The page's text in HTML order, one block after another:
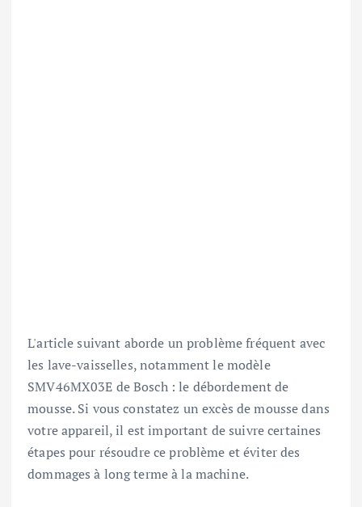
L'article suivant aborde un problème fréquent avec
les lave-vaisselles, notamment le modèle
SMV46MX03E de Bosch : le débordement de
mousse. Si vous constatez un excès de mousse dans
votre appareil, il est important de suivre certaines
étapes pour résoudre ce problème et éviter des
dommages à long terme à la machine.